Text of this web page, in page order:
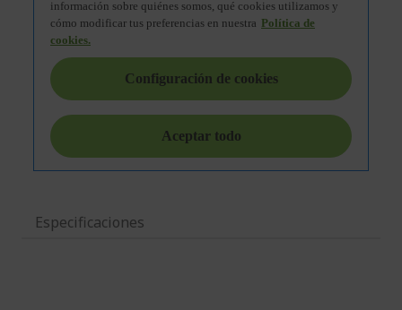
Especificaciones